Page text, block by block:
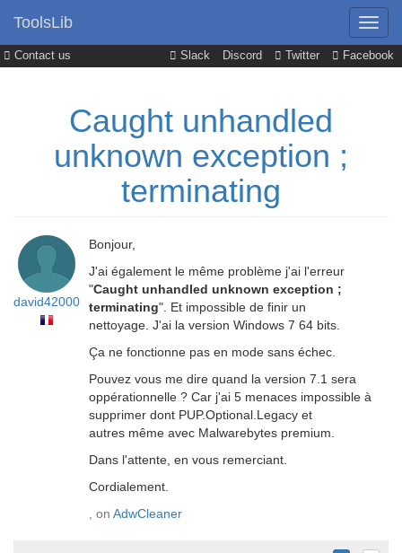
Contact us Slack Discord Twitter Facebook
ToolsLib
Caught unhandled
unknown exception ;
terminating
david42000
Bonjour,
J'ai également le même problème j'ai l'erreur
"Caught unhandled unknown exception ;
terminating". Et impossible de finir un
nettoyage. J'ai la version Windows 7 64 bits.
Ça ne fonctionne pas en mode sans échec.
Pouvez vous me dire quand la version 7.1 sera
oppérationnelle ? Car j'ai 5 menaces impossible à
supprimer dont PUP.Optional.Legacy et
autres même avec Malwarebytes premium.
Dans l'attente, en vous remerciant.
Cordialement.
, on AdwCleaner